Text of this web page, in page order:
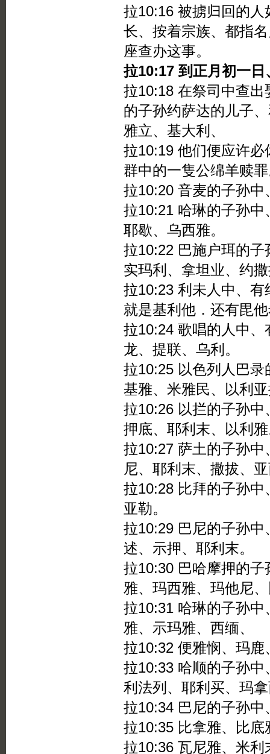
拉10:16 被掳归回的
长、按着宗族、都指
座查办这事。
拉10:17 到正月初一
拉10:18 在祭司中查
的子孙约萨达的儿子
雅立、基大利、
拉10:19 他们便应许
群中的一隻公绵羊赎
拉10:20 音麦的子孙
拉10:21 哈琳的子孙
耶歇、乌西雅。
拉10:22 巴施户珥的
实玛利、拿坦业、约
拉10:23 利未人中、
就是基利他．还有毘
拉10:24 歌唱的人中
龙、提联、乌利。
拉10:25 以色列人巴
基雅、米雅民、以利
拉10:26 以拦的子孙
押底、耶利末、以利
拉10:27 萨土的子孙
尼、耶利末、撒拔、
拉10:28 比拜的子孙
亚勒。
拉10:29 巴尼的子孙
述、示押、耶利末。
拉10:30 巴哈摩押的
雅、玛西雅、玛他尼
拉10:31 哈琳的子孙
雅、示玛雅、西缅、
拉10:32 便雅悯、玛鹿
拉10:33 哈顺的子孙
利法列、耶利买、玛
拉10:34 巴尼的子孙
拉10:35 比拿雅、比底
拉10:36 瓦尼雅、米利